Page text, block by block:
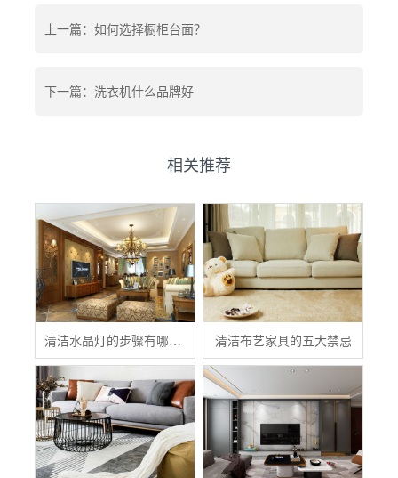
上一篇：如何选择橱柜台面？
下一篇：洗衣机什么品牌好
相关推荐
清洁水晶灯的步骤有哪些？ 清洁布艺家具的五大禁忌